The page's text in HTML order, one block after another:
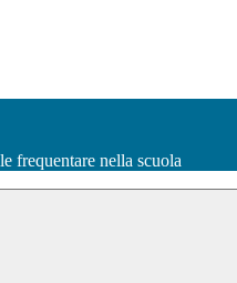
frequentare nella scuola